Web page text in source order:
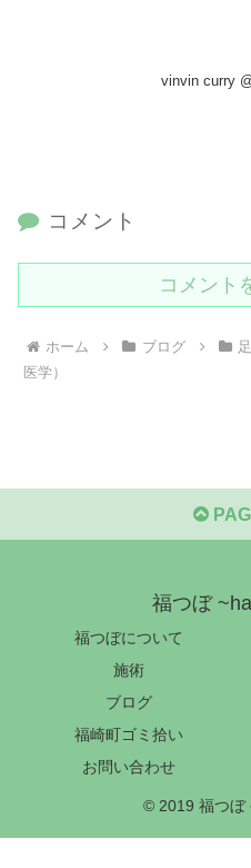
vinvin curry
コメント
コメント
ホーム ブログ
医学）
福つぼ
福つぼについて
施術
ブログ
福崎町ゴミ拾い
お問い合わせ
© 2019 福つぼ